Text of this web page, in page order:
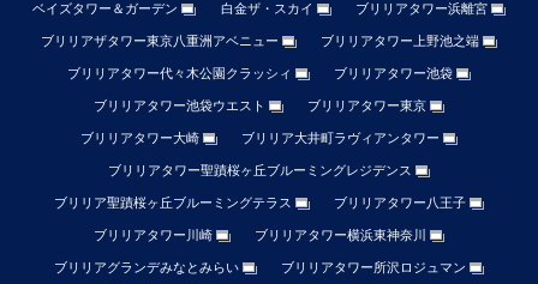
ベイズタワー＆ガーデン 白金ザ・スカイ ブリリアタワー浜離宮
ブリリアザタワー東京八重洲アベニュー ブリリアタワー上野池之端
ブリリアタワー代々木公園クラッシィ ブリリアタワー池袋
ブリリアタワー池袋ウエスト ブリリアタワー東京
ブリリアタワー大崎 ブリリア大井町ラヴィアンタワー
ブリリアタワー聖蹟桜ヶ丘ブルーミングレジデンス
ブリリア聖蹟桜ヶ丘ブルーミングテラス ブリリアタワー八王子
ブリリアタワー川崎 ブリリアタワー横浜東神奈川
ブリリアグランデみなとみらい ブリリアタワー所沢ロジュマン